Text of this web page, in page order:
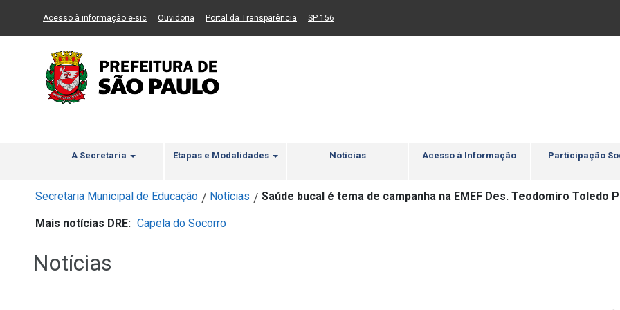
Ir ao Conteúdo Ir para menu principal 2 Ir para busca Ir para rodapé
Acesso à informação e-sic(Link para um novo sítio)
Ouvidoria (Link para um novo sítio)
Portal da Transparência (Link para um novo sítio)
SP 156
A Secretaria Etapas e Modalidades Notícias Acesso à Informação Participação
Secretaria Municipal de Educação / Notícias / Saúde bucal é tema de campanha na EMEF Des. Teodomiro Toledo
Mais notícias DRE: Capela do Socorro
Notícias